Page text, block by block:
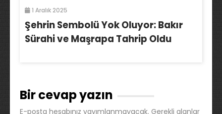
1 Aralık 2025
Şehrin Sembolü Yok Oluyor: Bakır
Sürahi ve Maşrapa Tahrip Oldu
Bir cevap yazın
E-posta hesabınız yayımlanmayacak. Gerekli alanlar